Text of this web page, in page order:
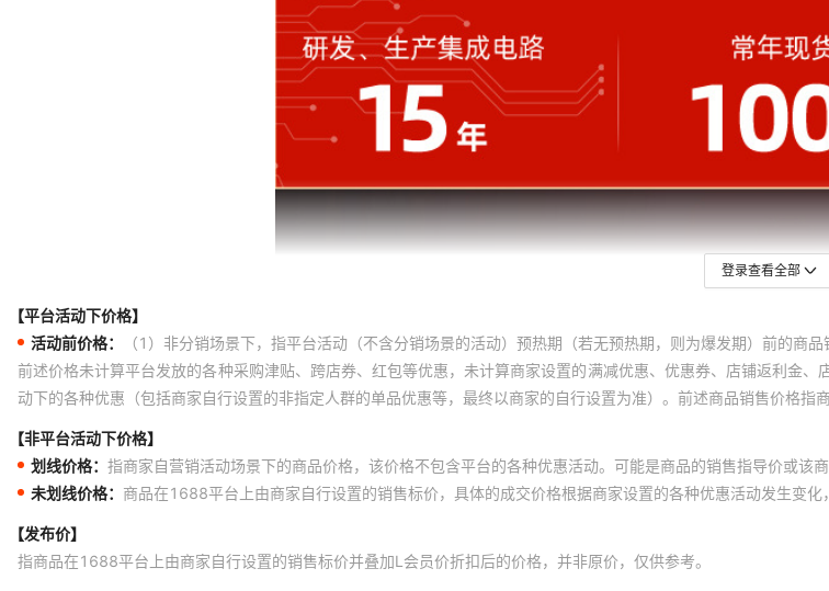
登录查看全部
【平台活动下价格】
活动前价格：
（1）非分销场景下，指平台活动（不含分销场景的活动）预热期（若无预热期，则为爆发期）前的
前述价格未计算平台发放的各种采购津贴、跨店券、红包等优惠，未计算商家设置的满减优惠、优惠券、店铺返利金
动下的各种优惠（包括商家自行设置的非指定人群的单品优惠等，最终以商家的自行设置为准）。前述商品销售价格指
【非平台活动下价格】
划线价格： 指商家自营销活动场景下的商品价格，该价格不包含平台的各种优惠活动。可能是商品的销售指导价或该
未划线价格： 商品在1688平台上由商家自行设置的销售标价，具体的成交价格根据商家设置的各种优惠活动发生变化
【发布价】
指商品在1688平台上由商家自行设置的销售标价并叠加L会员价折扣后的价格，并非原价，仅供参考。